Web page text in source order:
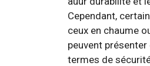
Cependant,
ceux en chaume
peuvent
termes de